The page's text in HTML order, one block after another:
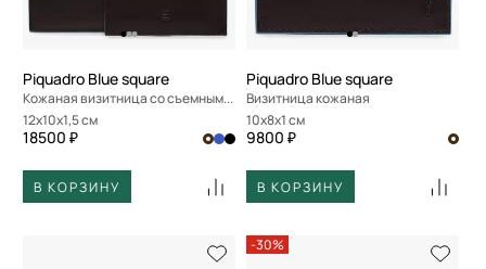
Piquadro Blue square
Кожаная визитница со съемным отделением
12x10x1,5 см
18500 ₽
В КОРЗИНУ
Piquadro Blue square
Визитница кожаная
10x8x1 см
9800 ₽
В КОРЗИНУ
-30%